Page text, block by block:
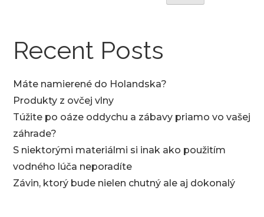
Recent Posts
Máte namierené do Holandska?
Produkty z ovčej vlny
Túžite po oáze oddychu a zábavy priamo vo vašej
záhrade?
S niektorými materiálmi si inak ako použitím
vodného lúča neporadíte
Závin, ktorý bude nielen chutný ale aj dokonalý